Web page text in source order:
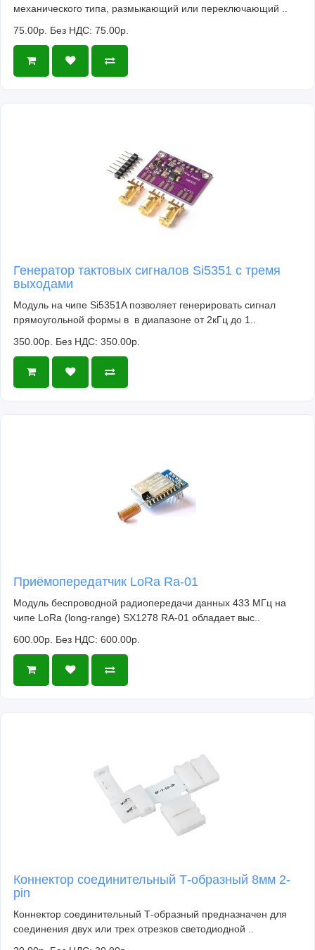
механического типа, размыкающий или переключающий ..
75.00р. Без НДС: 75.00р.
Генератор тактовых сигналов Si5351 с тремя
выходами
Модуль на чипе Si5351A позволяет генерировать сигнал
прямоугольной формы в в диапазоне от 2кГц до 1..
350.00р. Без НДС: 350.00р.
Приёмопередатчик LoRa Ra-01
Модуль беспроводной радиопередачи данных 433 МГц на
чипе LoRa (long-range) SX1278 RA-01 обладает выс..
600.00р. Без НДС: 600.00р.
Коннектор соединительный Т-образный 8мм 2-
pin
Коннектор соединительный Т-образный предназначен для
соединения двух или трех отрезков светодиодной ..